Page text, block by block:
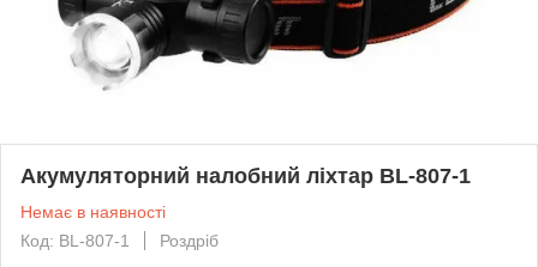
Акумуляторний налобний ліхтар BL-807-1
Немає в наявності
Код: BL-807-1
Роздріб